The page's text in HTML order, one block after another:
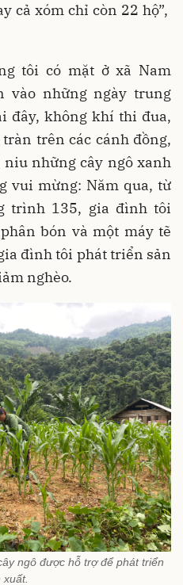
cả xóm chỉ còn 22 hộ”,
tôi có mặt ở xã Nam
vào những ngày trung
đây, không khí thi đua,
trên các cánh đồng,
những cây ngô xanh
vui mừng: Năm qua, từ
trình 135, gia đình tôi
bón và một máy tẽ
đình tôi phát triển sản
nghèo.
ngô được hỗ trợ để phát triển
xuất.